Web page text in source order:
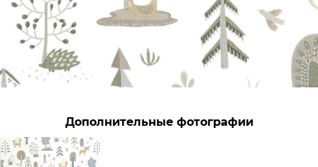
Дополнительные фотографии